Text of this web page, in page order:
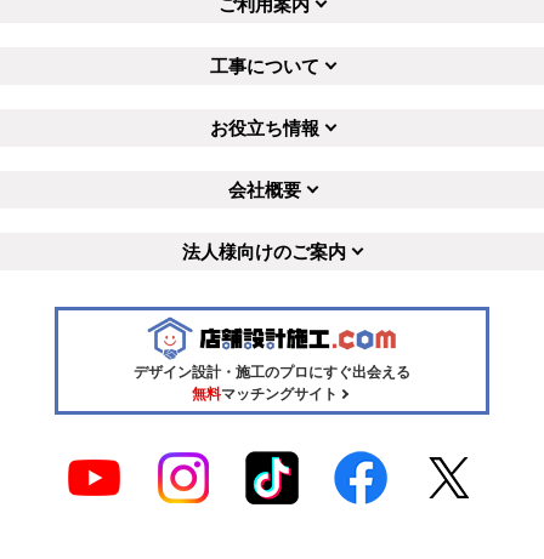
ご利用案内
工事について
お役立ち情報
会社概要
法人様向けのご案内
デザイン設計・施工のプロにすぐ出会える
無料マッチングサイト